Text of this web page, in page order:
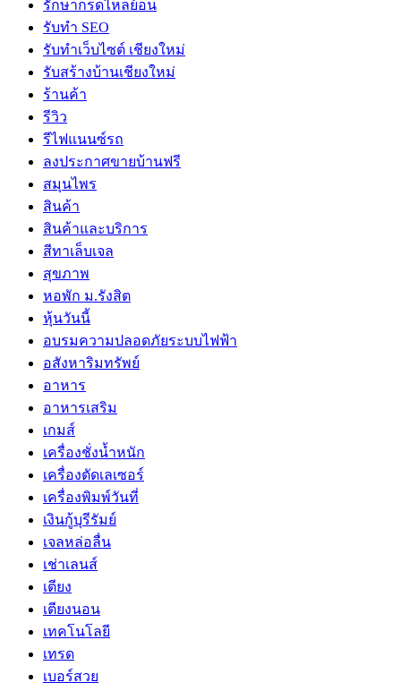
รักษากรดไหลย้อน
รับทำ SEO
รับทำเว็บไซต์ เชียงใหม่
รับสร้างบ้านเชียงใหม่
ร้านค้า
รีวิว
รีไฟแนนซ์รถ
ลงประกาศขายบ้านฟรี
สมุนไพร
สินค้า
สินค้าและบริการ
สีทาเล็บเจล
สุขภาพ
หอพัก ม.รังสิต
หุ้นวันนี้
อบรมความปลอดภัยระบบไฟฟ้า
อสังหาริมทรัพย์
อาหาร
อาหารเสริม
เกมส์
เครื่องชั่งน้ำหนัก
เครื่องตัดเลเซอร์
เครื่องพิมพ์วันที่
เงินกู้บุรีรัมย์
เจลหล่อลื่น
เช่าเลนส์
เตียง
เตียงนอน
เทคโนโลยี
เทรด
เบอร์สวย